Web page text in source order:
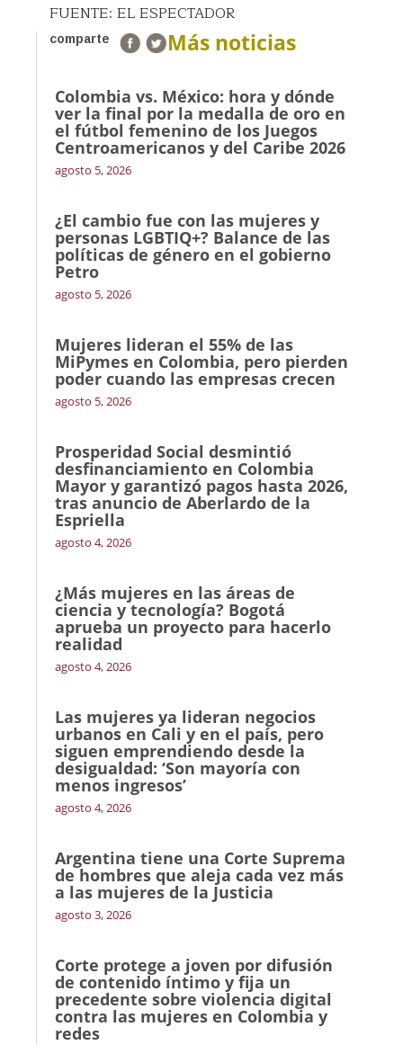
FUENTE: EL ESPECTADOR
comparte Más noticias
Colombia vs. México: hora y dónde
ver la final por la medalla de oro en
el fútbol femenino de los Juegos
Centroamericanos y del Caribe 2026
agosto 5, 2026
¿El cambio fue con las mujeres y
personas LGBTIQ+? Balance de las
políticas de género en el gobierno
Petro
agosto 5, 2026
Mujeres lideran el 55% de las
MiPymes en Colombia, pero pierden
poder cuando las empresas crecen
agosto 5, 2026
Prosperidad Social desmintió
desfinanciamiento en Colombia
Mayor y garantizó pagos hasta 2026,
tras anuncio de Aberlardo de la
Espriella
agosto 4, 2026
¿Más mujeres en las áreas de
ciencia y tecnología? Bogotá
aprueba un proyecto para hacerlo
realidad
agosto 4, 2026
Las mujeres ya lideran negocios
urbanos en Cali y en el país, pero
siguen emprendiendo desde la
desigualdad: ‘Son mayoría con
menos ingresos’
agosto 4, 2026
Argentina tiene una Corte Suprema
de hombres que aleja cada vez más
a las mujeres de la Justicia
agosto 3, 2026
Corte protege a joven por difusión
de contenido íntimo y fija un
precedente sobre violencia digital
contra las mujeres en Colombia y
redes